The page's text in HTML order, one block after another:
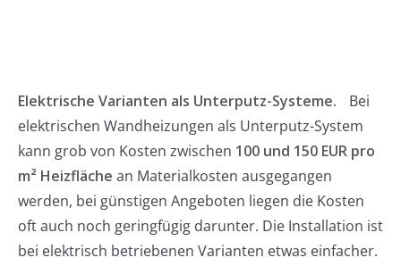
Elektrische Varianten als Unterputz-Systeme.
Bei
elektrischen Wandheizungen als Unterputz-System
kann grob von Kosten zwischen 100 und 150 EUR pro
m² Heizfläche an Materialkosten ausgegangen
werden, bei günstigen Angeboten liegen die Kosten
oft auch noch geringfügig darunter. Die Installation ist
bei elektrisch betriebenen Varianten etwas einfacher.